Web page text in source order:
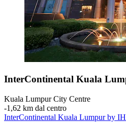
InterContinental Kuala
Kuala Lumpur City Centre
‐1,62 km dal centro
InterContinental Kuala Lumpur by